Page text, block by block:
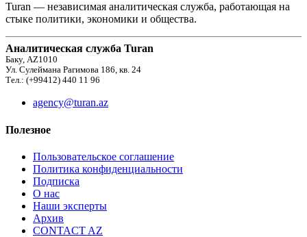
Turan — независимая аналитическая служба, работающая на
стыке политики, экономики и общества.
Аналитическая служба Turan
Баку, AZ1010
Ул. Сулеймана Рагимова 186, кв. 24
Тел.: (+99412) 440 11 96
agency@turan.az
Полезное
Пользовательское соглашение
Политика конфиденциальности
Подписка
О нас
Наши эксперты
Архив
CONTACT AZ